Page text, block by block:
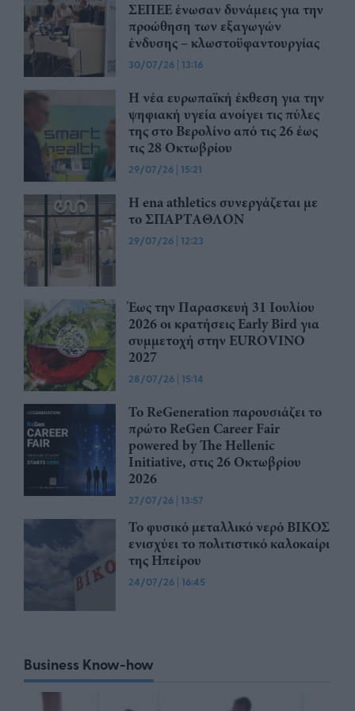
ΣΕΠΕΕ ένωσαν δυνάμεις για την
προώθηση των εξαγωγών
ένδυσης – κλωστοϋφαντουργίας
30/07/26 | 13:16
Η νέα ευρωπαϊκή έκθεση για την
ψηφιακή υγεία ανοίγει τις πύλες
της στο Βερολίνο από τις 26 έως
τις 28 Οκτωβρίου
29/07/26 | 15:21
Η ena athletics συνεργάζεται με
το ΣΠΑΡΤΑΘΛΟΝ
29/07/26 | 12:23
Έως την Παρασκευή 31 Ιουλίου
2026 οι κρατήσεις Early Bird για
συμμετοχή στην EUROVINO
2027
28/07/26 | 15:14
Το ReGeneration παρουσιάζει το
πρώτο ReGen Career Fair
powered by The Hellenic
Initiative, στις 26 Οκτωβρίου
2026
27/07/26 | 13:57
Το φυσικό μεταλλικό νερό ΒΙΚΟΣ
ενισχύει το πολιτιστικό καλοκαίρι
της Ηπείρου
24/07/26 | 16:45
Business Know-how